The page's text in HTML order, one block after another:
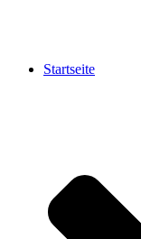
Startseite